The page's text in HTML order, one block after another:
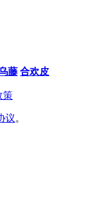
治热毒疮肿、肝
机不同，选用适
火，疏肝解郁，
窍药物配伍；因
风药为主，本类
虚者，则与补益
藤 合欢皮
策
议。